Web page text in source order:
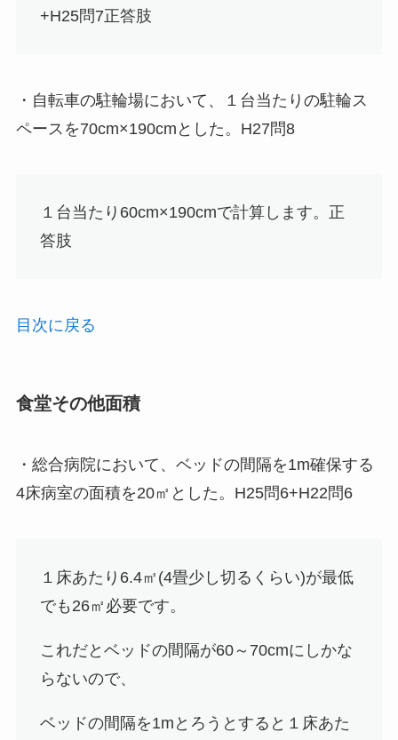
+H25問7正答肢
・自転車の駐輪場において、１台当たりの駐輪ス
ペースを70cm×190cmとした。H27問8
１台当たり60cm×190cmで計算します。 正
答肢
目次に戻る
食堂その他面積
・総合病院において、ベッドの間隔を1m確保する
4床病室の面積を20㎡とした。H25問6+H22問6
１床あたり6.4㎡(4畳少し切るくらい)が最低
でも26㎡必要です。
これだとベッドの間隔が60～70cmにしかな
らないので、
ベッドの間隔を1mとろうとすると１床あた